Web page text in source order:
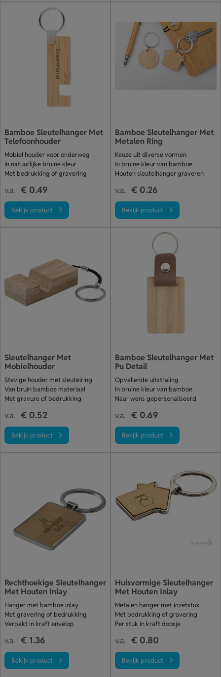
Bamboe Sleutelhanger Met
Telefoonhouder
Mobiel houder voor onderweg
In natuurlijke bruine kleur
Met bedrukking of gravering
v.a. € 0.49
Bekijk product
Bamboe Sleutelhanger Met
Metalen Ring
Keuze uit diverse vormen
In bruine kleur van bamboe
Houten sleutelhanger graveren
v.a. € 0.26
Bekijk product
Sleutelhanger Met
Mobielhouder
Stevige houder met sleutelring
Van bruin bamboe materiaal
Met gravure of bedrukking
v.a. € 0.52
Bekijk product
Bamboe Sleutelhanger Met
Pu Detail
Opvallende uitstraling
In bruine kleur van bamboe
Naar wens gepersonaliseerd
v.a. € 0.69
Bekijk product
Rechthoekige Sleutelhanger
Met Houten Inlay
Hanger met bamboe inlay
Met gravering of bedrukking
Verpakt in kraft envelop
v.a. € 1.36
Bekijk product
Huisvormige Sleutelhanger
Met Houten Inlay
Metalen hanger met inzetstuk
Met bedrukking of gravering
Per stuk in kraft doosje
v.a. € 0.80
Bekijk product